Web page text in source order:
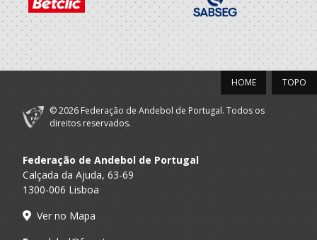
TOPO
HOME
© 2026 Federação de Andebol de Portugal. Todos os
direitos reservados.
Federação de Andebol de Portugal
Calçada da Ajuda, 63-69
1300-006 Lisboa
Ver no Mapa